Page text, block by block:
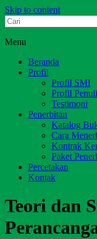
Skip to content
Dari Jambi untuk
Menu
Beranda
Profil
Profil SMI
Profil
Testimoni
Penerbitan
Katalog
Cara
Kontrak
Paket
Percetakan
Kontak
Teori dan